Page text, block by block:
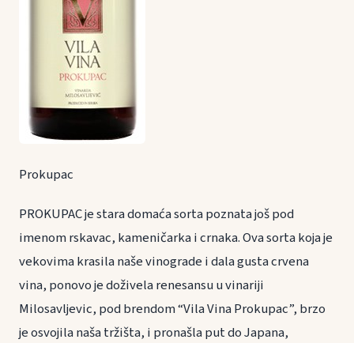
Prokupac
PROKUPAC je stara domaća sorta poznata još pod
imenom rskavac, kameničarka i crnaka. Ova sorta koja je
vekovima krasila naše vinograde i dala gusta crvena
vina, ponovo je doživela renesansu u vinariji
Milosavljevic, pod brendom “Vila Vina Prokupac”, brzo
je osvojila naša tržišta, i pronašla put do Japana,